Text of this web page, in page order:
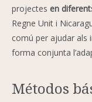
projectes en
Regne Unit i
comú per ajudar als
forma conjunta
Métodos